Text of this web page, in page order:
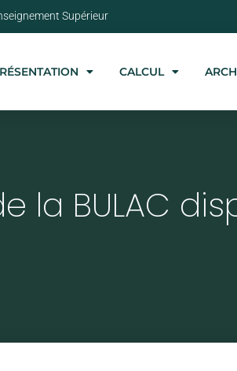
Supérieur
CALCUL
la BULAC